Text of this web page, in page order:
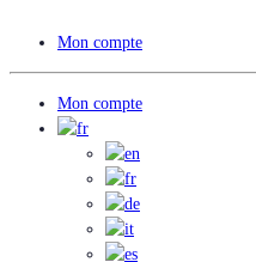
Mon compte
Mon compte